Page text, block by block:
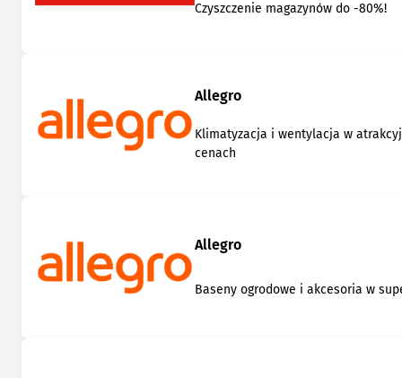
Czyszczenie magazynów do -80%!
Allegro
Klimatyzacja i wentylacja w
cenach
Allegro
Baseny ogrodowe i akcesoria w